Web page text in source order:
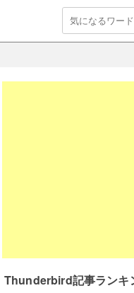
Thunderbird記事ランキ